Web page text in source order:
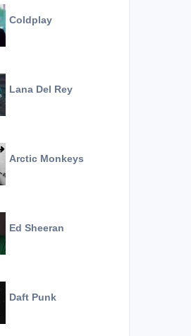
Coldplay
Lana Del Rey
Arctic Monkeys
Ed Sheeran
Daft Punk